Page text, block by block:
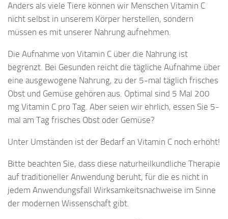
Anders als viele Tiere können wir Menschen Vitamin C
nicht selbst in unserem Körper herstellen, sondern
müssen es mit unserer Nahrung aufnehmen.
Die Aufnahme von Vitamin C über die Nahrung ist
begrenzt. Bei Gesunden reicht die tägliche Aufnahme über
eine ausgewogene Nahrung, zu der 5-mal täglich frisches
Obst und Gemüse gehören aus. Optimal sind 5 Mal 200
mg Vitamin C pro Tag. Aber seien wir ehrlich, essen Sie 5-
mal am Tag frisches Obst oder Gemüse?
Unter Umständen ist der Bedarf an Vitamin C noch erhöht!
Bitte beachten Sie, dass diese naturheilkundliche Therapie
auf traditioneller Anwendung beruht, für die es nicht in
jedem Anwendungsfall Wirksamkeitsnachweise im Sinne
der modernen Wissenschaft gibt.